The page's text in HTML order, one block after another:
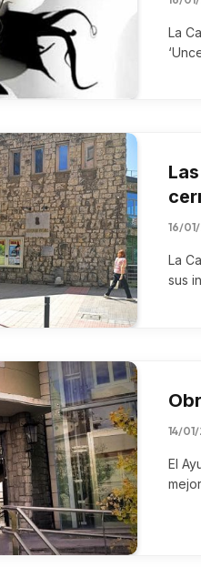
La
16/
La
sus
14/
El